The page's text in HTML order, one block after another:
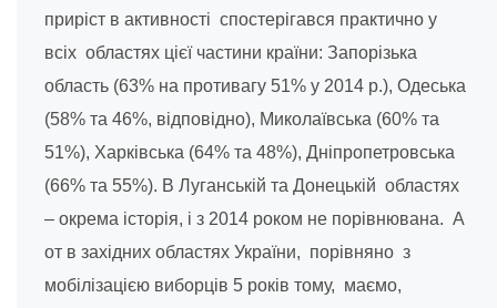
приріст в активності спостерігався практично у
всіх областях цієї частини країни: Запорізька
область (63% на противагу 51% у 2014 р.), Одеська
(58% та 46%, відповідно), Миколаївська (60% та
51%), Харківська (64% та 48%), Дніпропетровська
(66% та 55%). В Луганській та Донецькій областях
– окрема історія, і з 2014 роком не порівнювана. А
от в західних областях України, порівняно з
мобілізацією виборців 5 років тому, маємо,